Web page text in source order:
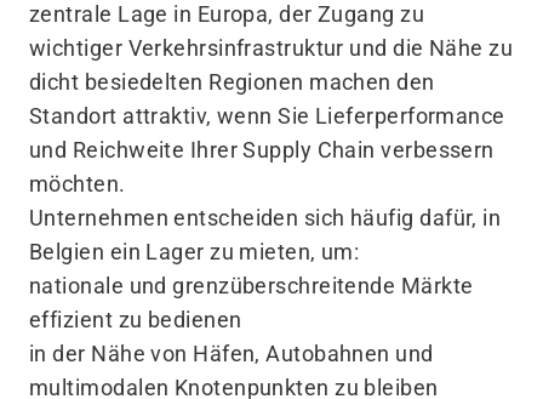
zentrale Lage in Europa, der Zugang zu
wichtiger Verkehrsinfrastruktur und die Nähe zu
dicht besiedelten Regionen machen den
Standort attraktiv, wenn Sie Lieferperformance
und Reichweite Ihrer Supply Chain verbessern
möchten.
Unternehmen entscheiden sich häufig dafür, in
Belgien ein Lager zu mieten, um:
nationale und grenzüberschreitende Märkte
effizient zu bedienen
in der Nähe von Häfen, Autobahnen und
multimodalen Knotenpunkten zu bleiben